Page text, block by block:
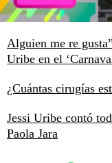
Alguien me re
Uribe en el
¿Cuántas cirugías
Jessi Uribe contó
Paola Jara